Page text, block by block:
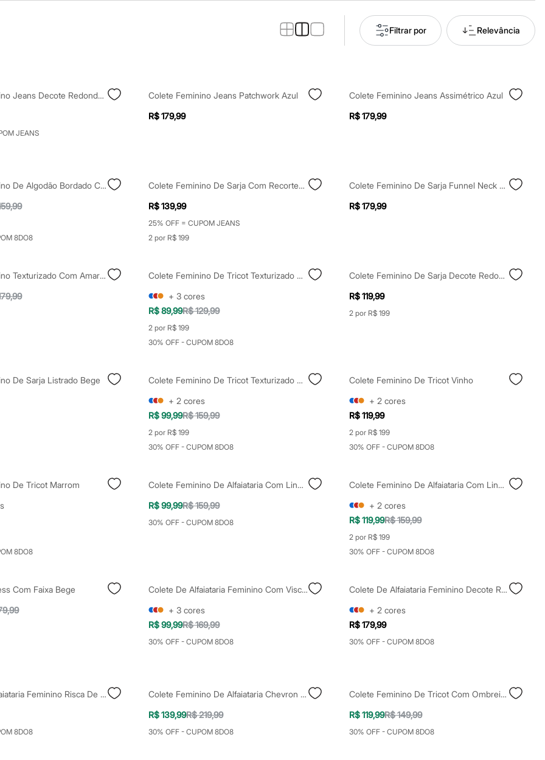
Filtrar por Relevância
Colete Feminino Jeans Decote Redondo Preto
JEANS
Colete Feminino Jeans Patchwork Azul
R$ 179,99
Colete Feminino Jeans Assimétrico Azul
R$ 179,99
Colete Feminino De Algodão Bordado Com Amarração Azul
8DO8
Colete Feminino De Sarja Com Recortes Floral Off White
R$ 139,99
25% OFF = CUPOM JEANS
2 por R$ 199
Colete Feminino De Sarja Funnel Neck Cinza
R$ 179,99
Colete Feminino Texturizado Com Amarração Verde
Colete Feminino De Tricot Texturizado Bege
+ 3 cores
R$ 89,99R$ 129,99
2 por R$ 199
30% OFF - CUPOM 8DO8
Colete Feminino De Sarja Decote Redondo Bege
R$ 119,99
2 por R$ 199
De Sarja Listrado Bege
Colete Feminino De Tricot Texturizado Bege
+ 2 cores
R$ 99,99R$ 159,99
2 por R$ 199
30% OFF - CUPOM 8DO8
Colete Feminino De Tricot Vinho
+ 2 cores
R$ 119,99
2 por R$ 199
30% OFF - CUPOM 8DO8
De Tricot Marrom
8DO8
Colete Feminino De Alfaiataria Com Linho Risca De Giz Bege
R$ 99,99R$ 159,99
30% OFF - CUPOM 8DO8
Colete Feminino De Alfaiataria Com Linho Rosa
+ 2 cores
R$ 119,99R$ 159,99
2 por R$ 199
30% OFF - CUPOM 8DO8
Com Faixa Bege
Colete De Alfaiataria Feminino Com Viscose Rosa
+ 3 cores
R$ 99,99R$ 169,99
30% OFF - CUPOM 8DO8
Colete De Alfaiataria Feminino Decote Redondo Preto
+ 2 cores
R$ 179,99
30% OFF - CUPOM 8DO8
Colete De Alfaiataria Feminino Risca De Giz Plus Size Azul
8DO8
Colete Feminino De Alfaiataria Chevron Marrom
R$ 139,99R$ 219,99
30% OFF - CUPOM 8DO8
Colete Feminino De Tricot Com Ombreiras Cinza
R$ 119,99R$ 149,99
30% OFF - CUPOM 8DO8